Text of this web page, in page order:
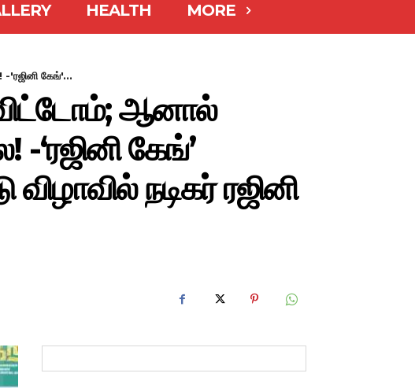
HEALTH MORE
'ரஜினி கேங்'...
ஆனால்
கேங்’
நடிகர் ரஜினி